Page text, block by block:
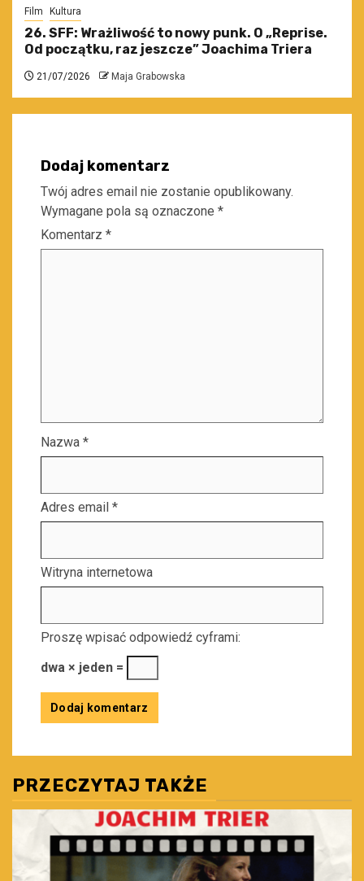
Film Kultura
26. SFF: Wrażliwość to nowy punk. O „Reprise.
Od początku, raz jeszcze” Joachima Triera
21/07/2026 Maja Grabowska
Dodaj komentarz
Twój adres email nie zostanie opublikowany.
Wymagane pola są oznaczone *
Komentarz *
Nazwa *
Adres email *
Witryna internetowa
Proszę wpisać odpowiedź cyframi:
dwa × jeden =
PRZECZYTAJ TAKŻE